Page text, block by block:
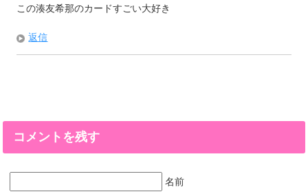
この湊友希那のカードすごい大好き
返信
コメントを残す
名前